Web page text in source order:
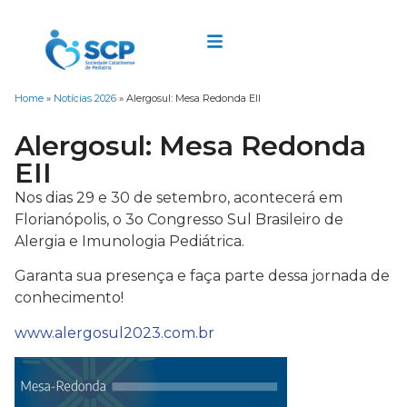
Home » Notícias 2026 » Alergosul: Mesa Redonda EII
Alergosul: Mesa Redonda
EII
Nos dias 29 e 30 de setembro, acontecerá em
Florianópolis, o 3o Congresso Sul Brasileiro de
Alergia e Imunologia Pediátrica.
Garanta sua presença e faça parte dessa jornada de
conhecimento!
www.alergosul2023.com.br